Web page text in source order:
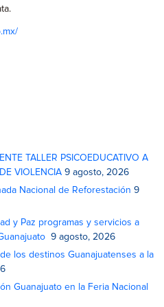
TALLER PSICOEDUCATIVO A
VIOLENCIA 9 agosto, 2026
Nacional de Reforestación 9
y Paz programas y servicios a
9 agosto, 2026
los destinos Guanajuatenses a la
Guanajuato en la Feria Nacional